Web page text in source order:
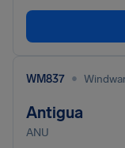
WM837 •
Antigua
ANU